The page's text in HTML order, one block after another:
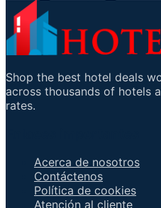
Shop the best hotel deals
across thousands of hotels
rates.
Acerca de nosotros
Contáctenos
Política de cookies
Atención al cliente